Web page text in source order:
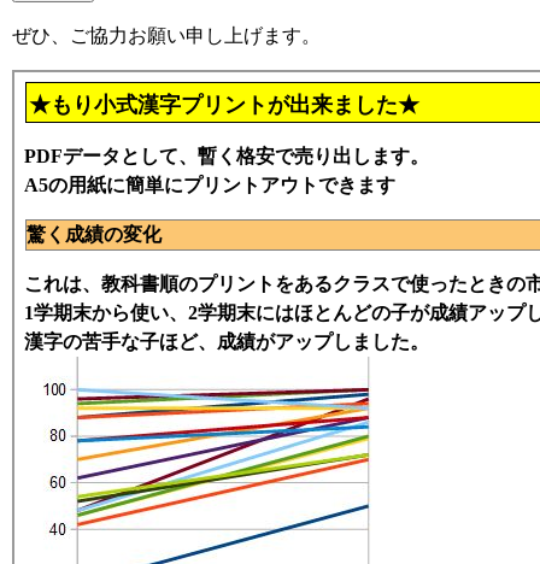
ぜひ、ご協力お願い申し上げます。